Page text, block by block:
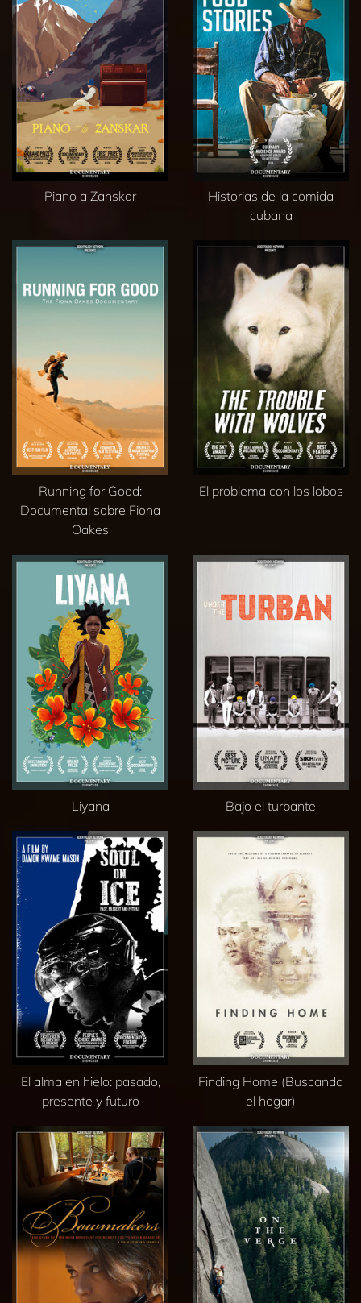
Piano a Zanskar
Historias de la comida
cubana
Running for Good:
Documental sobre Fiona
Oakes
El problema con los lobos
Liyana Bajo el turbante
El alma en hielo: pasado,
presente y futuro
Finding Home (Buscando
el hogar)